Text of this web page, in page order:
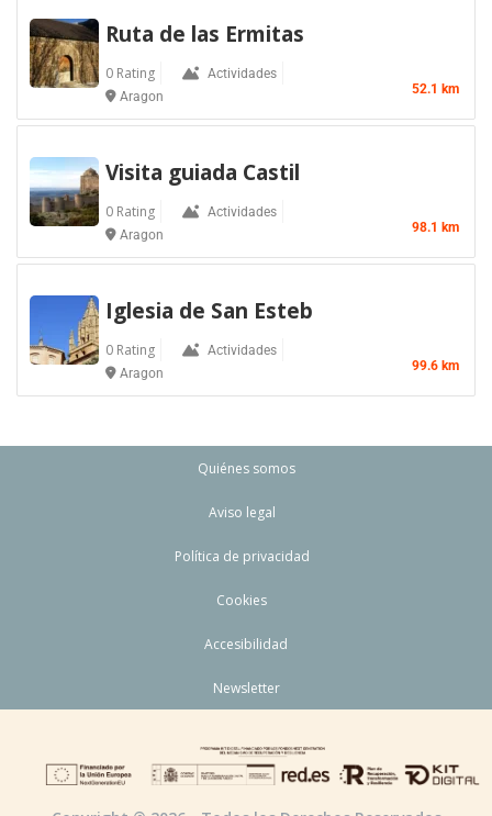
Ruta de las Ermitas
0 Rating
Actividades
Aragon
52.1 km
Visita guiada Castil
0 Rating
Actividades
Aragon
98.1 km
Iglesia de San Esteb
0 Rating
Actividades
Aragon
99.6 km
Quiénes somos
Aviso legal
Política de privacidad
Cookies
Accesibilidad
Newsletter